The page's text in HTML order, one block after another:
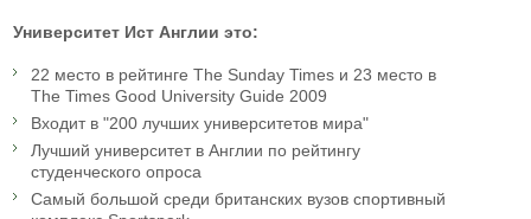
Университет Ист Англии это:
22 место в рейтинге The Sunday Times и 23 место в
The Times Good University Guide 2009
Входит в "200 лучших университетов мира"
Лучший университет в Англии по рейтингу
студенческого опроса
Самый большой среди британских вузов спортивный